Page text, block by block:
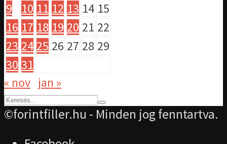
9
10 11 12 13 14 15
16 17 18 19 20 21 22
23 24 25 26 27 28 29
30 31
« nov jan »
©forintfiller.hu - Minden jog fenntartva.